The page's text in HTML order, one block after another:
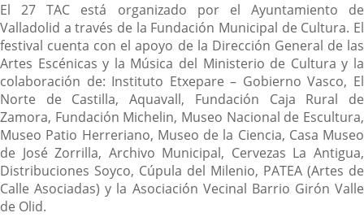
El 27 TAC está organizado por el Ayuntamiento de
Valladolid a través de la Fundación Municipal de Cultura. El
festival cuenta con el apoyo de la Dirección General de las
Artes Escénicas y la Música del Ministerio de Cultura y la
colaboración de: Instituto Etxepare – Gobierno Vasco, El
Norte de Castilla, Aquavall, Fundación Caja Rural de
Zamora, Fundación Michelin, Museo Nacional de Escultura,
Museo Patio Herreriano, Museo de la Ciencia, Casa Museo
de José Zorrilla, Archivo Municipal, Cervezas La Antigua,
Distribuciones Soyco, Cúpula del Milenio, PATEA (Artes de
Calle Asociadas) y la Asociación Vecinal Barrio Girón Valle
de Olid.